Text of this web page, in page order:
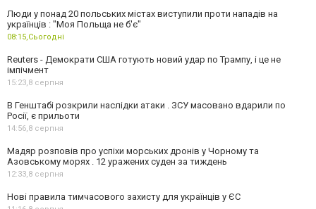
Люди у понад 20 польських містах виступили проти нападів на
українців : "Моя Польща не б'є"
08:15,Сьогодні
Reuters - Демократи США готують новий удар по Трампу, і це не
імпічмент
15:23,8 серпня
В Генштабі розкрили наслідки атаки . ЗСУ масовано вдарили по
Росії, є прильоти
14:56,8 серпня
Мадяр розповів про успіхи морських дронів у Чорному та
Азовському морях . 12 уражених суден за тиждень
12:33,8 серпня
Нові правила тимчасового захисту для українців у ЄС